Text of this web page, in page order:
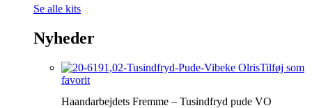
Se alle kits
Nyheder
Tilføj som
favorit
Haandarbejdets Fremme – Tusindfryd pude VO